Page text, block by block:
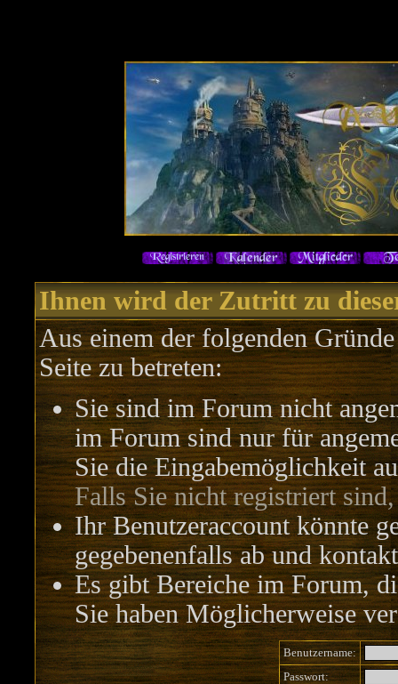
Ihnen wird der Zutritt zu
Aus einem der folgenden
Seite zu betreten:
Sie sind im Forum nicht
im Forum sind nur für
Sie die Eingabemöglichkeit
Falls Sie nicht registriert
Ihr Benutzeraccount könnte
gegebenenfalls ab und
Es gibt Bereiche im Forum,
Sie haben Möglicherweise
Benutzername:
Passwort: